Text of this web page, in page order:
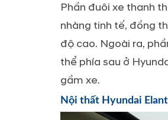
Phần đuôi xe thanh
nhàng tinh tế, đồng
độ cao. Ngoài ra,
thể phía sau ở
gầm xe.
Nội thất Hyundai